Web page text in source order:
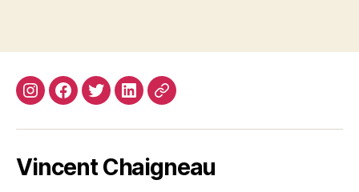
InstagramFacebook
TwitterLinkedin
Site
Vincent Chaigneau